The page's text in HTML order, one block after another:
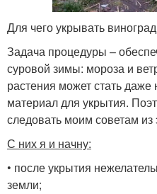
Для чего укрывать
Задача процедуры –
суровой зимы: мороза и
растения может стать
материал для укрытия.
следовать моим советам из
С них я и начну:
• после укрытия
земли;